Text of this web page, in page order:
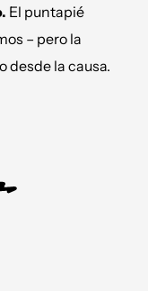
El puntapié
– pero la
desde la causa.